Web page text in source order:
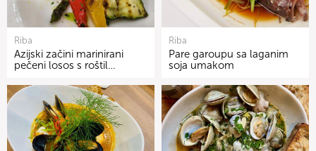
Riba
Azijski začini marinirani
pečeni losos s roštil…
Riba
Pare garoupu sa laganim
soja umakom